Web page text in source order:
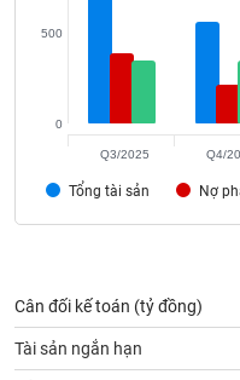
Tổng tài sản Nợ
0
500
Q3/2025 Q4/
Cân đối kế toán (tỷ đồng)
Tài sản ngắn hạn
đầu
tư